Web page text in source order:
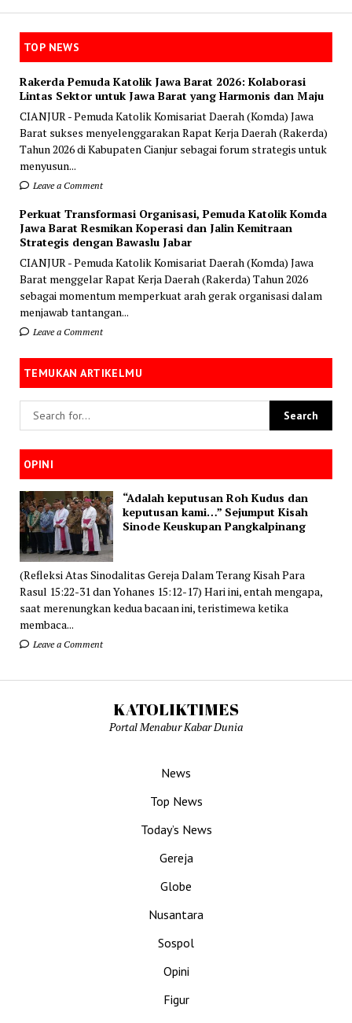
TOP NEWS
Rakerda Pemuda Katolik Jawa Barat 2026: Kolaborasi
Lintas Sektor untuk Jawa Barat yang Harmonis dan Maju
CIANJUR - Pemuda Katolik Komisariat Daerah (Komda) Jawa
Barat sukses menyelenggarakan Rapat Kerja Daerah (Rakerda)
Tahun 2026 di Kabupaten Cianjur sebagai forum strategis untuk
menyusun...
Leave a Comment
Perkuat Transformasi Organisasi, Pemuda Katolik Komda
Jawa Barat Resmikan Koperasi dan Jalin Kemitraan
Strategis dengan Bawaslu Jabar
CIANJUR - Pemuda Katolik Komisariat Daerah (Komda) Jawa
Barat menggelar Rapat Kerja Daerah (Rakerda) Tahun 2026
sebagai momentum memperkuat arah gerak organisasi dalam
menjawab tantangan...
Leave a Comment
TEMUKAN ARTIKELMU
OPINI
“Adalah keputusan Roh Kudus dan
keputusan kami…” Sejumput Kisah
Sinode Keuskupan Pangkalpinang
(Refleksi Atas Sinodalitas Gereja Dalam Terang Kisah Para
Rasul 15:22-31 dan Yohanes 15:12-17) Hari ini, entah mengapa,
saat merenungkan kedua bacaan ini, teristimewa ketika
membaca...
Leave a Comment
KATOLIKTIMES
Portal Menabur Kabar Dunia
News
Top News
Today’s News
Gereja
Globe
Nusantara
Sospol
Opini
Figur